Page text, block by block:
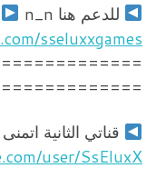
للدعم هنا n_n
sseluxxgames
قناتي الثانية
user/SsEluxX